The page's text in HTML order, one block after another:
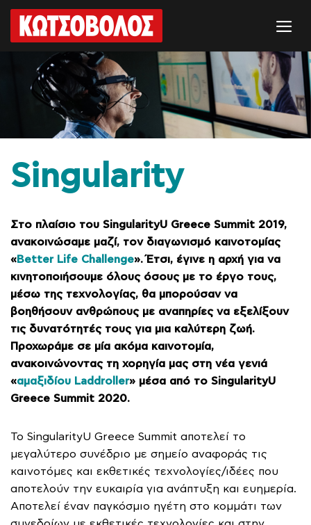
Μετάβαση
περιεχόμενο
Singularity
Στο πλαίσιο του SingularityU Greece Summit 2019,
ανακοινώσαμε μαζί, τον διαγωνισμό καινοτομίας
«Better Life Challenge». Έτσι, έγινε η αρχή για να
κινητοποιήσουμε όλους όσους με το έργο τους,
μέσω της τεχνολογίας, θα μπορούσαν να
βοηθήσουν ανθρώπους με αναπηρίες να εξελίξουν
τις δυνατότητές τους για μια καλύτερη ζωή.
Προχωράμε σε μία ακόμα καινοτομία,
ανακοινώνοντας τη χορηγία μας στη νέα γενιά
«αμαξιδίου Laddroller» μέσα από το SingularityU
Greece Summit 2020.
Το SingularityU Greece Summit αποτελεί το
μεγαλύτερο συνέδριο με σημείο αναφοράς τις
καινοτόμες και εκθετικές τεχνολογίες/ιδέες που
αποτελούν την ευκαιρία για ανάπτυξη και ευημερία.
Αποτελεί έναν παγκόσμιο ηγέτη στο κομμάτι των